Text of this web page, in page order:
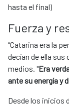
hasta el final)
Fuerza y
“Catarina era la
decían de ella sus
medios. "Era
ante su energía y
Desde los inicios